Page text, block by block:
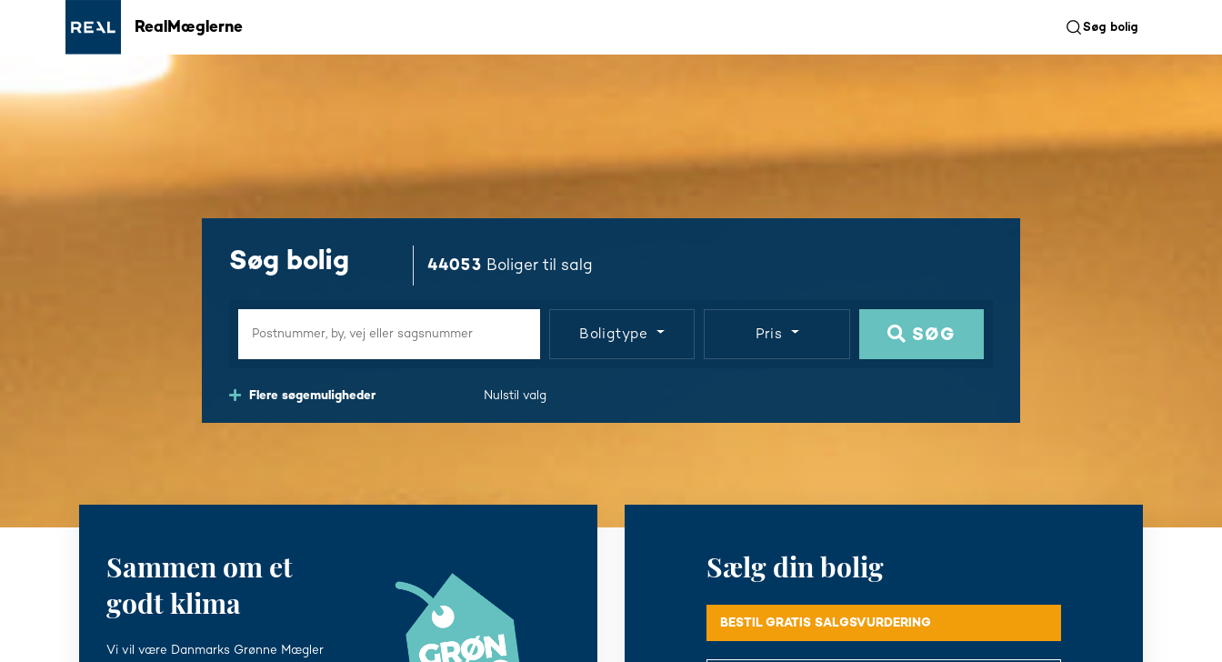
RealMæglerne Søg bolig
Søg bolig 44053 Boliger til salg
Boligtype Pris SØG
Flere søgemuligheder Nulstil valg
Sammen om et
godt klima
Vi vil være Danmarks Grønne Mægler
Sælg din bolig
BESTIL GRATIS SALGSVURDERING